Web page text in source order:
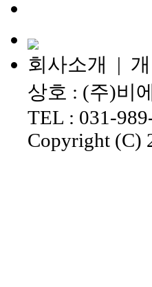
회사소개 |
상호 : (주)비
TEL : 031-
Copyright (C)